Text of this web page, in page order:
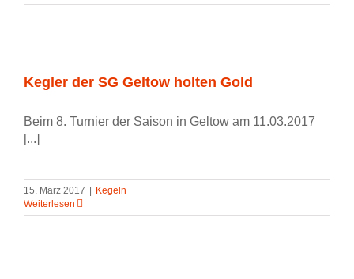
Kegler der SG Geltow holten Gold
Beim 8. Turnier der Saison in Geltow am 11.03.2017
[...]
15. März 2017
Kegeln
Weiterlesen